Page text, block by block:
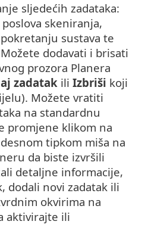
sljedećih zadataka:
skeniranja,
sustava te
dodavati i brisati
prozora Planera
zadatak ili Izbriši koji
Možete vratiti
na standardnu
promjene klikom na
tipkom miša na
da biste izvršili
detaljne informacije,
dodali novi zadatak ili
okvirima na
aktivirajte ili